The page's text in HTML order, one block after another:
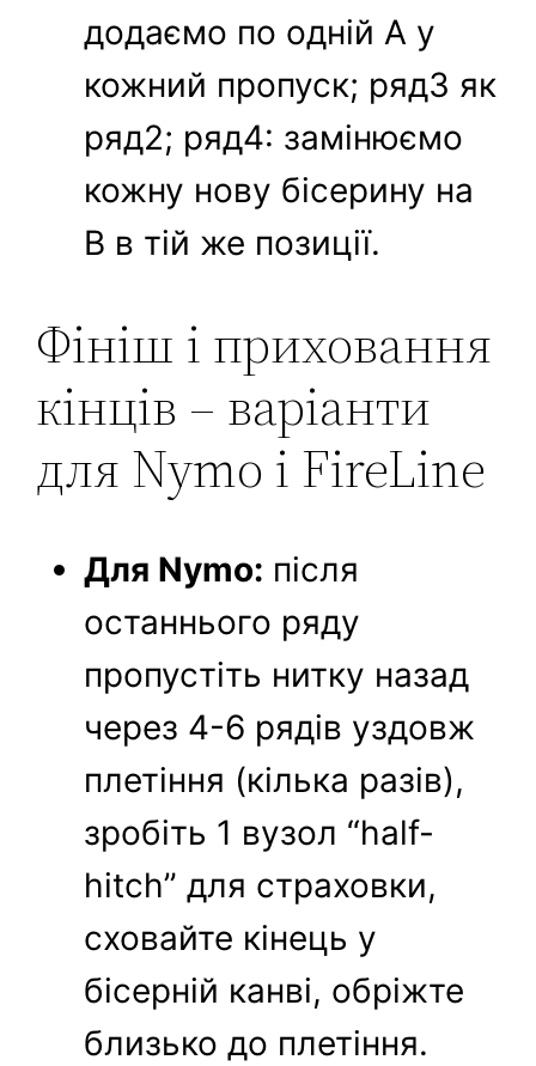
додаємо по одній A у
кожний пропуск; ряд3 як
ряд2; ряд4: замінюємо
кожну нову бісерину на
B в тій же позиції.
Фініш і приховання
кінців – варіанти
для Nymo і FireLine
Для Nymo: після
останнього ряду
пропустіть нитку назад
через 4-6 рядів уздовж
плетіння (кілька разів),
зробіть 1 вузол “half-
hitch” для страховки,
сховайте кінець у
бісерній канві, обріжте
близько до плетіння.